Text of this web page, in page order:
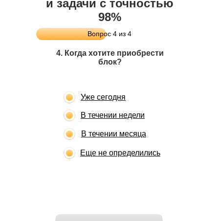
Уже сегодня
В течении недели
В течении месяца
Еще не определились
4. Когда хотите приобрести
блок?
и задачи с точностью
98%
Вопрос 4 из 4